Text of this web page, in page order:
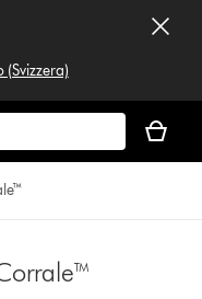
(Svizzera)
panier
est